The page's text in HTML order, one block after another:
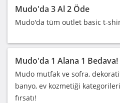
Mudo'da 3 Al 2 Öde
Mudo'da tüm outlet basic t-
Mudo'da 1 Alana 1 Bedava!
Mudo mutfak ve sofra,
banyo, ev kozmetiği
fırsatı!